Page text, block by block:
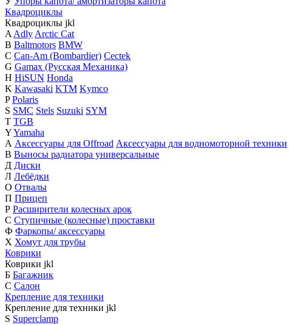
Квадроциклы
Квадроциклы jkl
AAdlyArctic Cat
B Baltmotors BMW
C Can-Am (Bombardier) Cectek
G Gamax (Русская Механика)
H HiSUN Honda
K Kawasaki KTM Kymco
P Polaris
S SMC Stels Suzuki SYM
T TGB
YYamaha
А Аксессуары для Offroad Аксессуары для водномоторной техники
В Выносы радиатора универсальные
Д Диски
Л Лебёдки
О Отвалы
П Прицеп
Р Расширители колесных арок
С Ступичные (колесные) проставки
Ф Фаркопы/ аксессуары
Х Хомут для трубы
Коврики
Коврики jkl
Б Багажник
С Салон
Крепление для техники
Крепление для техники jkl
S Superclamp